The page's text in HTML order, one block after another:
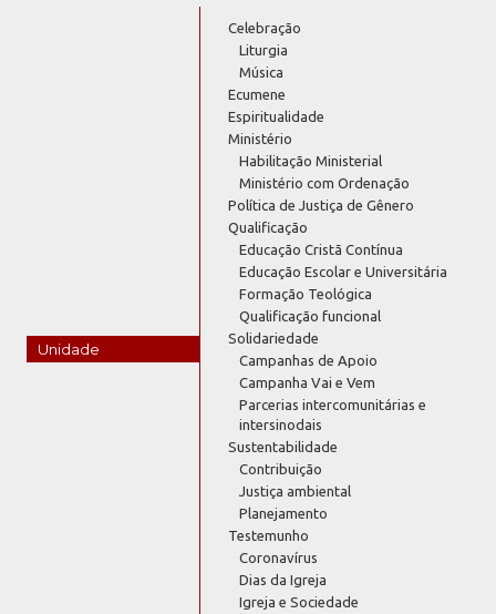
Unidade
Celebração
Liturgia
Música
Ecumene
Espiritualidade
Ministério
Habilitação Ministerial
Ministério com Ordenação
Política de Justiça de Gênero
Qualificação
Educação Cristã Contínua
Educação Escolar e Universitária
Formação Teológica
Qualificação funcional
Solidariedade
Campanhas de Apoio
Campanha Vai e Vem
Parcerias intercomunitárias e
intersinodais
Sustentabilidade
Contribuição
Justiça ambiental
Planejamento
Testemunho
Coronavírus
Dias da Igreja
Igreja e Sociedade